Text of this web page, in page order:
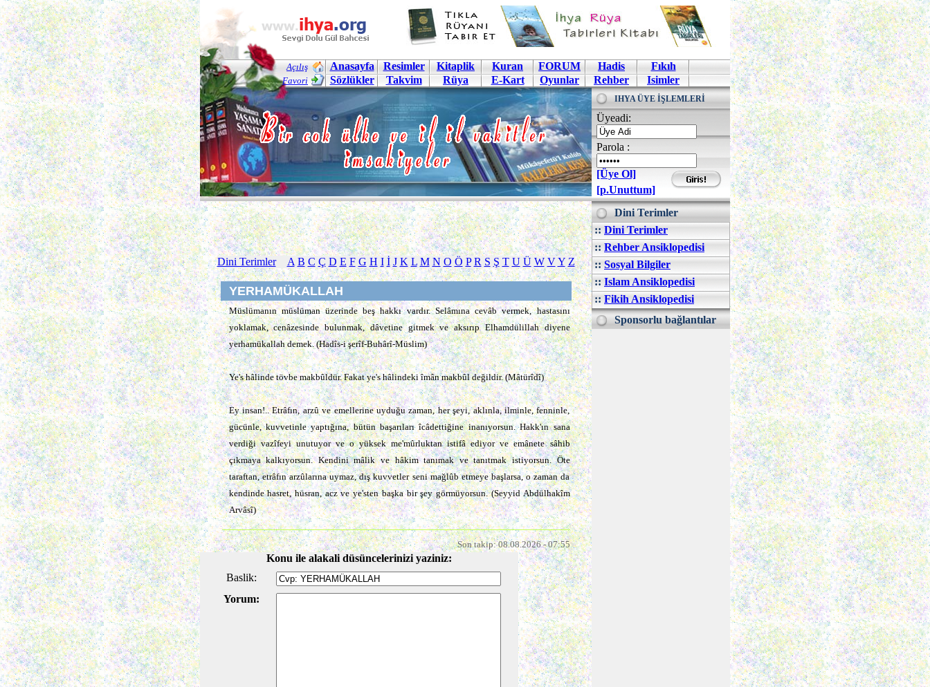
Açılış
Favori
Anasayfa Resimler Kitaplik Kuran FORUM Hadis
Fıkıh
Sözlükler
Takvim Rüya E-Kart Oyunlar Rehber Isimler
IHYA ÜYE İŞLEMLERİ
Üyeadi:
Parola :
[Üye Ol]
[p.Unuttum]
Dini Terimler
:: Dini Terimler
:: Rehber Ansiklopedisi
:: Sosyal Bilgiler
:: Islam Ansiklopedisi
:: Fikih Ansiklopedisi
Sponsorlu bağlantılar
Dini Terimler A B C Ç D E F G H I İ J K L M N O Ö P R S Ş T U Ü W V Y Z
YERHAMÜKALLAH
Müslümanın müslüman üzerinde beş hakkı vardır. Selâmına cevâb vermek, hastasını
yoklamak, cenâzesinde bulunmak, dâvetine gitmek ve aksırıp Elhamdülillah diyene
yerhamükallah demek. (Hadîs-i şerîf-Buhârî-Müslim)
Ye's hâlinde tövbe makbûldür. Fakat ye's hâlindeki îmân makbûl değildir. (Mâtürîdî)
Ey insan!.. Etrâfın, arzû ve emellerine uyduğu zaman, her şeyi, aklınla, ilminle, fenninle,
gücünle, kuvvetinle yaptığına, bütün başarıları îcâdettiğine inanıyorsun. Hakk'ın sana
verdiği vazîfeyi unutuyor ve o yüksek me'mûrluktan istifâ ediyor ve emânete sâhib
çıkmaya kalkıyorsun. Kendini mâlik ve hâkim tanımak ve tanıtmak istiyorsun. Öte
taraftan, etrâfın arzûlarına uymaz, dış kuvvetler seni mağlûb etmeye başlarsa, o zaman da
kendinde hasret, hüsran, acz ve ye'sten başka bir şey görmüyorsun. (Seyyid Abdülhakîm
Arvâsî)
Son takip: 08.08.2026 - 07:55
Konu ile alakali düsüncelerinizi yaziniz:
Baslik:
Yorum: